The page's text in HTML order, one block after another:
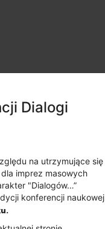
Dialogi
na utrzymujące się
imprez masowych
"Dialogów…”
konferencji naukowej